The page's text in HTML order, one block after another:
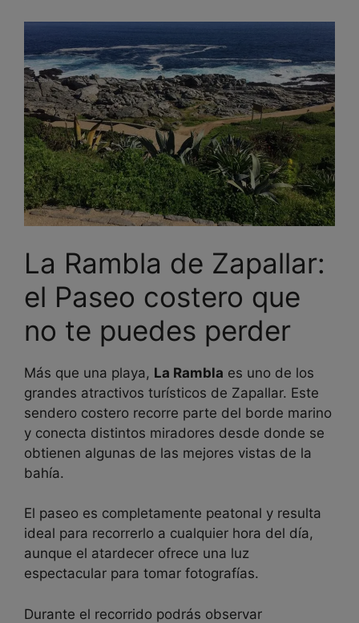
La Rambla de Zapallar:
el Paseo costero que
no te puedes perder
Más que una playa, La Rambla es uno de los
grandes atractivos turísticos de Zapallar. Este
sendero costero recorre parte del borde marino
y conecta distintos miradores desde donde se
obtienen algunas de las mejores vistas de la
bahía.
El paseo es completamente peatonal y resulta
ideal para recorrerlo a cualquier hora del día,
aunque el atardecer ofrece una luz
espectacular para tomar fotografías.
Durante el recorrido podrás observar